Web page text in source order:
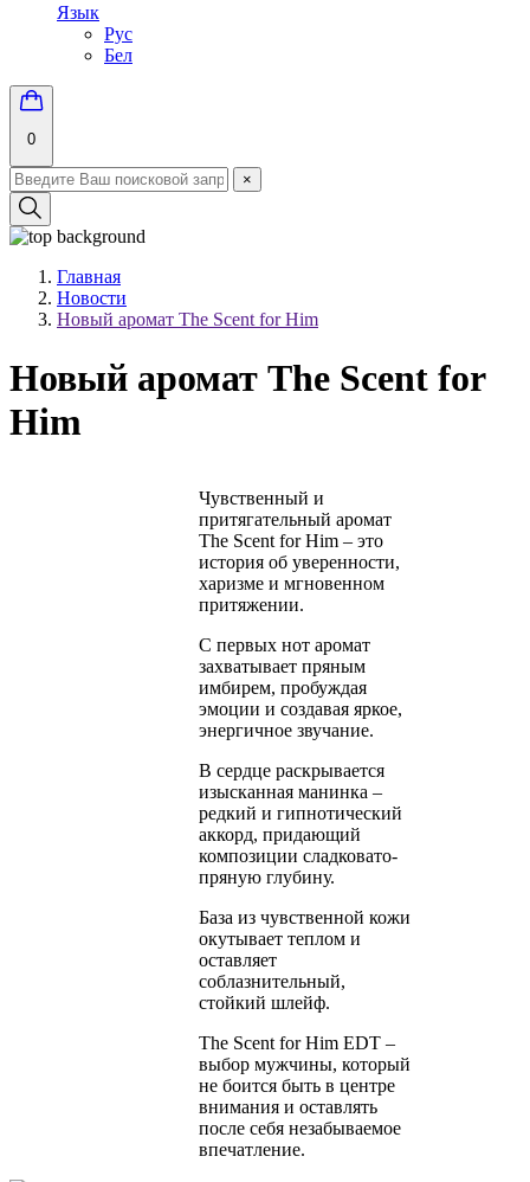
Язык
Рус
Бел
0
×
Главная
Новости
Новый аромат The Scent for Him
Новый аромат The Scent for
Him
Чувственный и
притягательный аромат
The Scent for Him – это
история об уверенности,
харизме и мгновенном
притяжении.
С первых нот аромат
захватывает пряным
имбирем, пробуждая
эмоции и создавая яркое,
энергичное звучание.
В сердце раскрывается
изысканная манинка –
редкий и гипнотический
аккорд, придающий
композиции сладковато-
пряную глубину.
База из чувственной кожи
окутывает теплом и
оставляет
соблазнительный,
стойкий шлейф.
The Scent for Him EDT –
выбор мужчины, который
не боится быть в центре
внимания и оставлять
после себя незабываемое
впечатление.